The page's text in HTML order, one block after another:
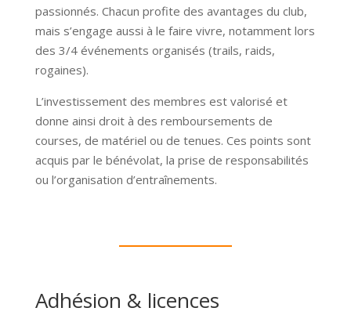
passionnés. Chacun profite des avantages du club,
mais s’engage aussi à le faire vivre, notamment lors
des 3/4 événements organisés (trails, raids,
rogaines).
L’investissement des membres est valorisé et
donne ainsi droit à des remboursements de
courses, de matériel ou de tenues. Ces points sont
acquis par le bénévolat, la prise de responsabilités
ou l’organisation d’entraînements.
Adhésion & licences